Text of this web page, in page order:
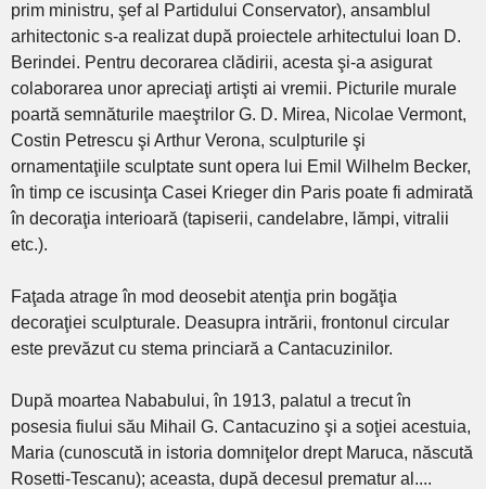
prim ministru, şef al Partidului Conservator), ansamblul
arhitectonic s-a realizat după proiectele arhitectului Ioan D.
Berindei. Pentru decorarea clădirii, acesta şi-a asigurat
colaborarea unor apreciaţi artişti ai vremii. Picturile murale
poartă semnăturile maeştrilor G. D. Mirea, Nicolae Vermont,
Costin Petrescu şi Arthur Verona, sculpturile şi
ornamentaţiile sculptate sunt opera lui Emil Wilhelm Becker,
în timp ce iscusinţa Casei Krieger din Paris poate fi admirată
în decoraţia interioară (tapiserii, candelabre, lămpi, vitralii
etc.).
Faţada atrage în mod deosebit atenţia prin bogăţia
decoraţiei sculpturale. Deasupra intrării, frontonul circular
este prevăzut cu stema princiară a Cantacuzinilor.
După moartea Nababului, în 1913, palatul a trecut în
posesia fiului său Mihail G. Cantacuzino şi a soţiei acestuia,
Maria (cunoscută in istoria domniţelor drept Maruca, născută
Rosetti-Tescanu); aceasta, după decesul prematur al....